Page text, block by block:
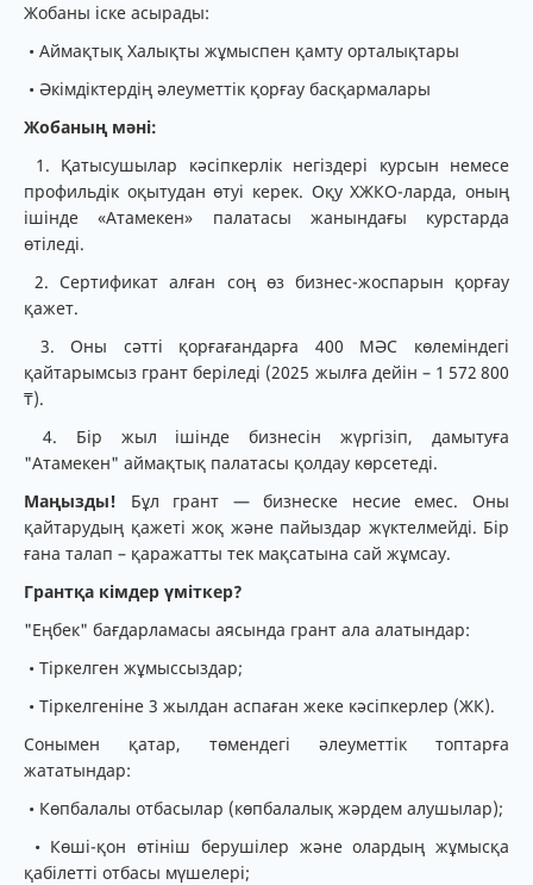
Жобаны іске асырады:
• Аймақтық Халықты жұмыспен қамту орталықтары
• Әкімдіктердің әлеуметтік қорғау басқармалары
Жобаның мәні:
1. Қатысушылар кәсіпкерлік негіздері курсын немесе
профильдік оқытудан өтуі керек. Оқу ХЖКО-ларда, оның
ішінде «Атамекен» палатасы жанындағы курстарда
өтіледі.
2. Сертификат алған соң өз бизнес-жоспарын қорғау
қажет.
3. Оны сәтті қорғағандарға 400 МӘС көлеміндегі
қайтарымсыз грант беріледі (2025 жылға дейін – 1 572 800
₸).
4. Бір жыл ішінде бизнесін жүргізіп, дамытуға
"Атамекен" аймақтық палатасы қолдау көрсетеді.
Маңызды! Бұл грант — бизнеске несие емес. Оны
қайтарудың қажеті жоқ және пайыздар жүктелмейді. Бір
ғана талап – қаражатты тек мақсатына сай жұмсау.
Грантқа кімдер үміткер?
"Еңбек" бағдарламасы аясында грант ала алатындар:
• Тіркелген жұмыссыздар;
• Тіркелгеніне 3 жылдан аспаған жеке кәсіпкерлер (ЖК).
Сонымен қатар, төмендегі әлеуметтік топтарға
жататындар:
• Көпбалалы отбасылар (көпбалалық жәрдем алушылар);
• Көші-қон өтініш берушілер және олардың жұмысқа
қабілетті отбасы мүшелері;